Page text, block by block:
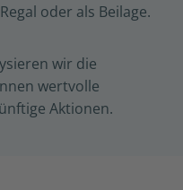
oder als Beilage.
wir die
wertvolle
Aktionen.